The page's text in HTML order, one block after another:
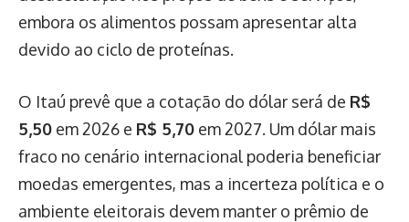
embora os alimentos possam apresentar alta
devido ao ciclo de proteínas.
O Itaú prevê que a cotação do dólar será de R$
5,50 em 2026 e R$ 5,70 em 2027. Um dólar mais
fraco no cenário internacional poderia beneficiar
moedas emergentes, mas a incerteza política e o
ambiente eleitorais devem manter o prêmio de